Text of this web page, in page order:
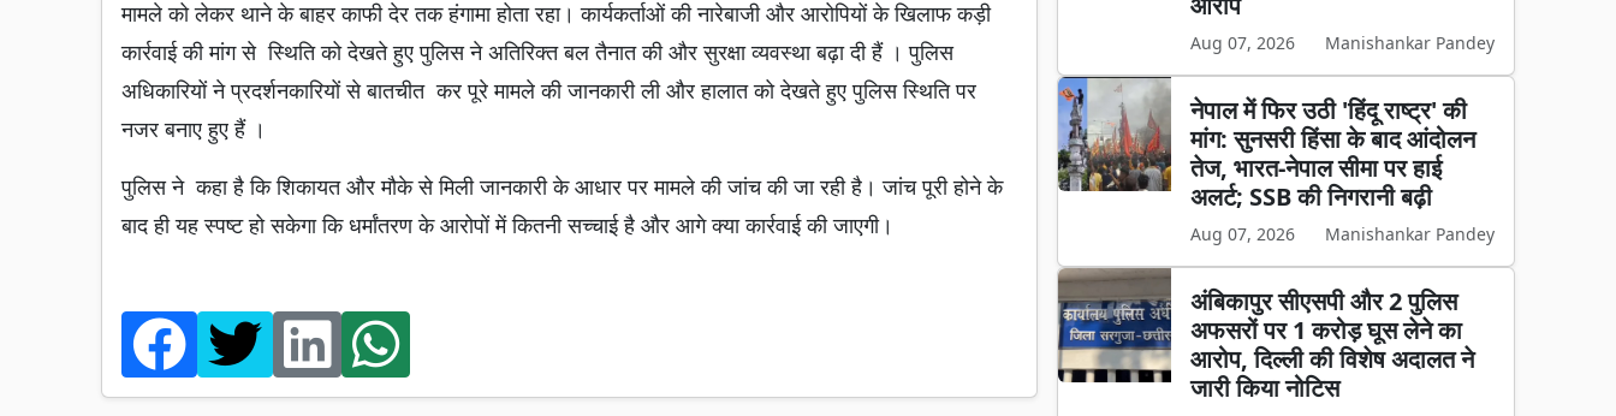
मामले को लेकर थाने के बाहर काफी देर तक हंगामा होता रहा। कार्यकर्ताओं की नारेबाजी और आरोपियों के खिलाफ कड़ी
कार्रवाई की मांग से स्थिति को देखते हुए पुलिस ने अतिरिक्त बल तैनात की और सुरक्षा व्यवस्था बढ़ा दी हैं । पुलिस
अधिकारियों ने प्रदर्शनकारियों से बातचीत कर पूरे मामले की जानकारी ली और हालात को देखते हुए पुलिस स्थिति पर
नजर बनाए हुए हैं ।
पुलिस ने कहा है कि शिकायत और मौके से मिली जानकारी के आधार पर मामले की जांच की जा रही है। जांच पूरी होने के
बाद ही यह स्पष्ट हो सकेगा कि धर्मांतरण के आरोपों में कितनी सच्चाई है और आगे क्या कार्रवाई की जाएगी।
Aug 07, 2026 Manishankar Pandey
नेपाल में फिर उठी 'हिंदू राष्ट्र' की
मांग: सुनसरी हिंसा के बाद आंदोलन
तेज, भारत-नेपाल सीमा पर हाई
अलर्ट; SSB की निगरानी बढ़ी
Aug 07, 2026 Manishankar Pandey
अंबिकापुर सीएसपी और 2 पुलिस
अफसरों पर 1 करोड़ घूस लेने का
आरोप, दिल्ली की विशेष अदालत ने
जारी किया नोटिस